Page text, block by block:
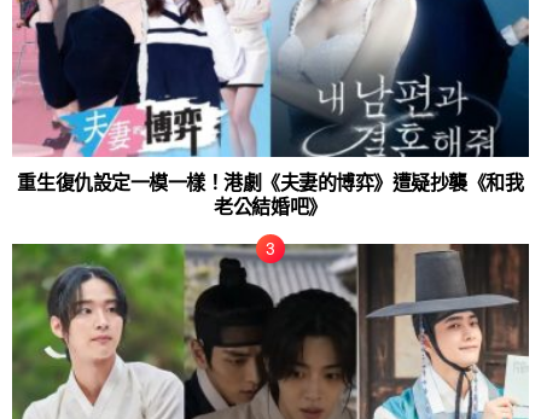
重生復仇設定一模一樣！港劇《夫妻的博弈》遭疑抄襲《和我
老公結婚吧》